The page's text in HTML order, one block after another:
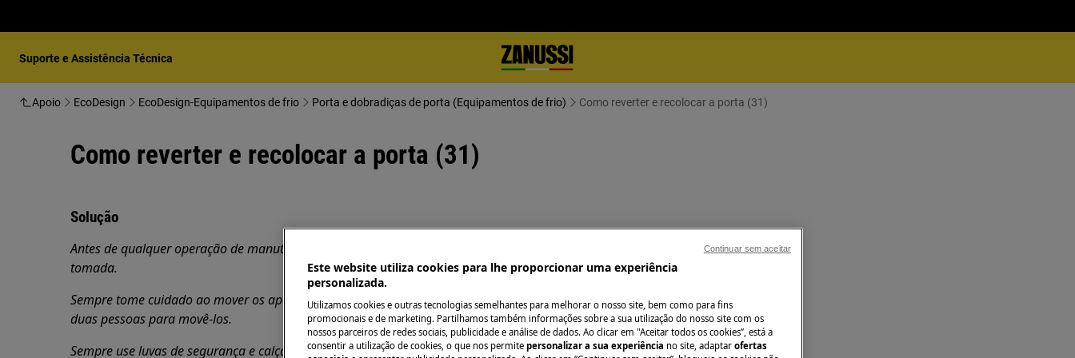
Suporte e Assistência Técnica
Apoio EcoDesign EcoDesign-Equipamentos de frio Porta e dobradiças de porta (Equipamentos de frio) Como reverter e recolocar a porta (31)
Como reverter e recolocar a porta (31)
Solução
Antes de qualquer operação de manutenção, desligue o aparelho e retire a ficha da
tomada.
Sempre tome cuidado ao mover os aparelhos, para os aparelhos pesados são necessárias
duas pessoas para movê-los.
Sempre use luvas de segurança e calçados fechados.
Este website utiliza cookies para lhe proporcionar uma experiência
personalizada.
Utilizamos cookies e outras tecnologias semelhantes para melhorar o nosso site, bem como para fins
promocionais e de marketing. Partilhamos também informações sobre a sua utilização do nosso site com os
nossos parceiros de redes sociais, publicidade e análise de dados. Ao clicar em "Aceitar todos os cookies”, está a
consentir a utilização de cookies, o que nos permite personalizar a sua experiência no site, adaptar ofertas
Continuar sem aceitar